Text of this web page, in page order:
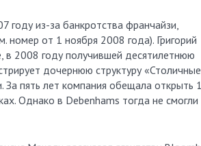
году из-за банкротства франчайзи,
номер от 1 ноября 2008 года). Григорий
в 2008 году получившей десятилетнюю
дочернюю структуру «Столичные
За пять лет компания обещала открыть
Однако в Debenhams тогда не смогли